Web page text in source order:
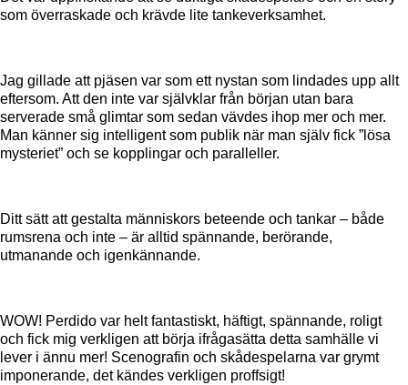
som överraskade och krävde lite tankeverksamhet.
Jag gillade att pjäsen var som ett nystan som lindades upp allt
eftersom. Att den inte var självklar från början utan bara
serverade små glimtar som sedan vävdes ihop mer och mer.
Man känner sig intelligent som publik när man själv fick ”lösa
mysteriet” och se kopplingar och paralleller.
Ditt sätt att gestalta människors beteende och tankar – både
rumsrena och inte – är alltid spännande, berörande,
utmanande och igenkännande.
WOW! Perdido var helt fantastiskt, häftigt, spännande, roligt
och fick mig verkligen att börja ifrågasätta detta samhälle vi
lever i ännu mer! Scenografin och skådespelarna var grymt
imponerande, det kändes verkligen proffsigt!